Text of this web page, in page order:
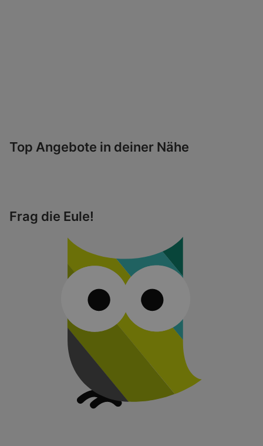
Top Angebote in deiner Nähe
Frag die Eule!